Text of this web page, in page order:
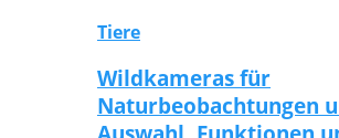
Tiere
Wildkameras für
Naturbeobachtungen